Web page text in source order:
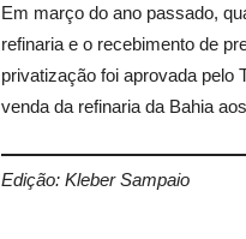
Em março do ano passado,
refinaria e o recebimento de
privatização foi aprovada pelo
venda da refinaria da Bahia
Edição: Kleber Sampaio